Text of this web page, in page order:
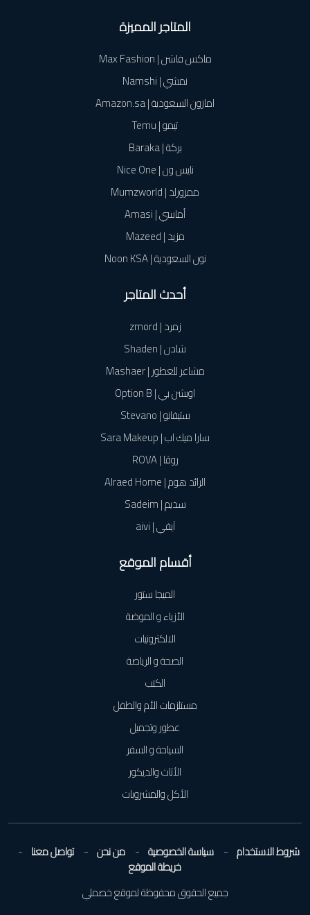
المتاجر المميزة
ماكس فاشن | Max Fashion
نمشي | Namshi
امازون السعودية | Amazon.sa
تيمو | Temu
بركة | Baraka
نايس ون | Nice One
ممزورلد | Mumzworld
أماسي | Amasi
مزيد | Mazeed
نون السعودية | Noon KSA
أحدث المتاجر
زمرد | zmord
شادن | Shaden
مشاعر للعطور | Mashaer
اوبشن بي | Option B
ستيفانو | Stevano
سارا ميك اب | Sara Makeup
روڤا | ROVA
الرائد هوم | Alraed Home
سديم | Sadeim
آيفي | aivi
أقسام الموقع
الميجا ستور
الأزياء و الموضة
الالكترونيات
الصحة و الرياضة
الكتب
مستلزمات الأم والطفل
عطور وتجميل
السياحة و السفر
الأثاث والديكور
الأكل والمشروبات
شروط الاستخدام سياسة الخصوصية من نحن تواصل معنا
خريطة الموقع
جميع الحقوق محفوظة لموقع خصملي